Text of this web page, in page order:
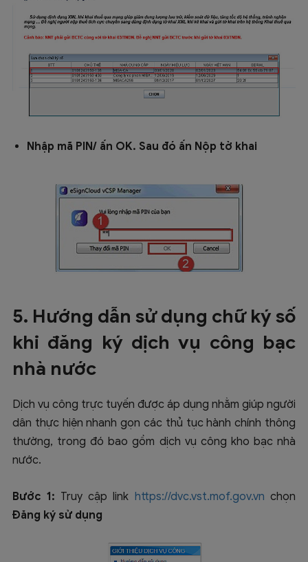
Nhập mã PIN/ ấn OK. Sau đó ấn Nộp tờ khai
5. Hướng dẫn sử dụng chữ ký số
khi đăng ký dịch vụ công bạc
nhà nước
Dịch vụ công trực tuyến được áp dụng nhằm giúp người
dân thực hiện nhanh gọn các thủ tục hành chính thông
thường, trong đó bao gồm dịch vụ công kho bạc nhà
nước.
Bước 1: Truy cập link https://dvc.vst.mof.gov.vn chọn
Đăng ký sử dụng